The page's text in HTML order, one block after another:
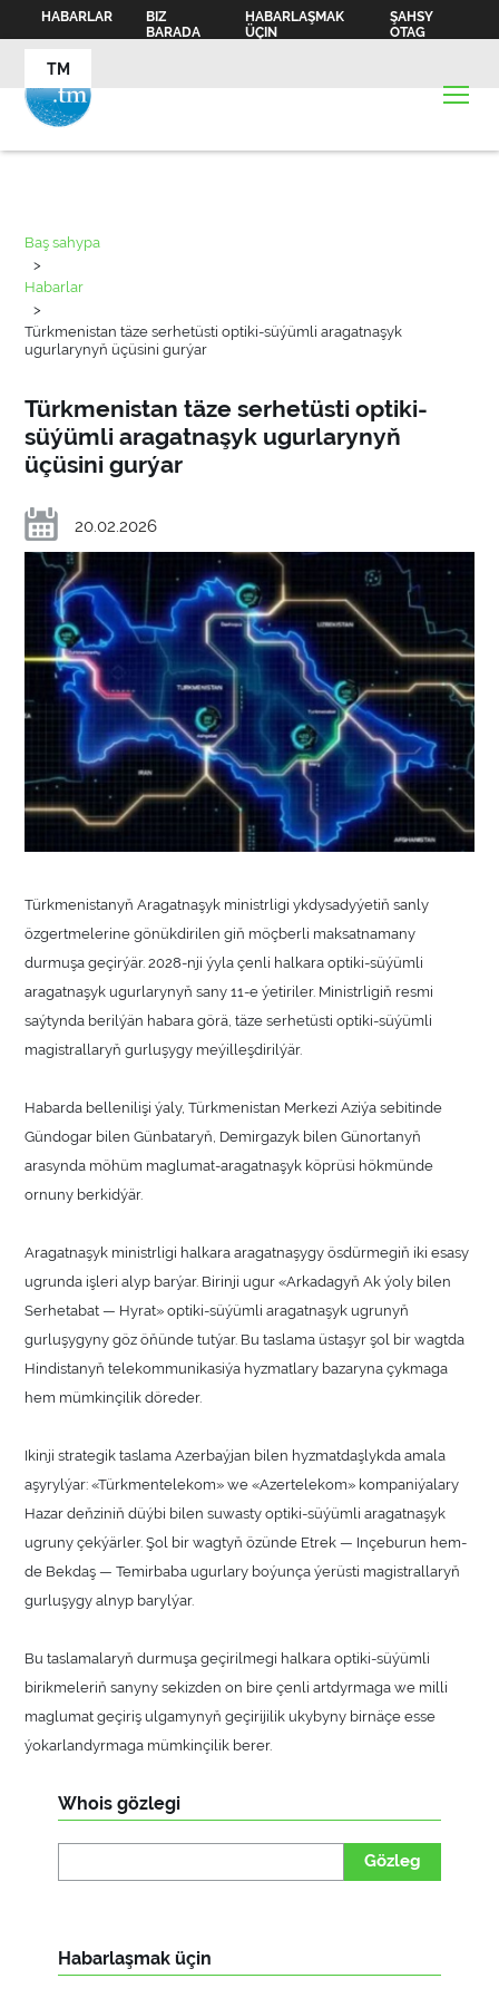
HABARLAR
BIZ
BARADA
HABARLAŞMAK
ÜÇIN
ŞAHSY
OTAG
TM
Baş sahypa
>
Habarlar
>
Türkmenistan täze serhetüsti optiki-süýümli aragatnaşyk
ugurlarynyň üçüsini gurýar
Türkmenistan täze serhetüsti optiki-
süýümli aragatnaşyk ugurlarynyň
üçüsini gurýar
20.02.2026
Türkmenistanyň Aragatnaşyk ministrligi ykdysadyýetiň sanly
özgertmelerine gönükdirilen giň möçberli maksatnamany
durmuşa geçirýär. 2028-nji ýyla çenli halkara optiki-süýümli
aragatnaşyk ugurlarynyň sany 11-e ýetiriler. Ministrligiň resmi
saýtynda berilýän habara görä, täze serhetüsti optiki-süýümli
magistrallaryň gurluşygy meýilleşdirilýär.
Habarda bellenilişi ýaly, Türkmenistan Merkezi Aziýa sebitinde
Gündogar bilen Günbataryň, Demirgazyk bilen Günortanyň
arasynda möhüm maglumat-aragatnaşyk köprüsi hökmünde
ornuny berkidýär.
Aragatnaşyk ministrligi halkara aragatnaşygy ösdürmegiň iki esasy
ugrunda işleri alyp barýar. Birinji ugur «Arkadagyň Ak ýoly bilen
Serhetabat — Hyrat» optiki-süýümli aragatnaşyk ugrunyň
gurluşygyny göz öňünde tutýar. Bu taslama üstaşyr şol bir wagtda
Hindistanyň telekommunikasiýa hyzmatlary bazaryna çykmaga
hem mümkinçilik döreder.
Ikinji strategik taslama Azerbaýjan bilen hyzmatdaşlykda amala
aşyrylýar: «Türkmentelekom» we «Azertelekom» kompaniýalary
Hazar deňziniň düýbi bilen suwasty optiki-süýümli aragatnaşyk
ugruny çekýärler. Şol bir wagtyň özünde Etrek — Inçeburun hem-
de Bekdaş — Temirbaba ugurlary boýunça ýerüsti magistrallaryň
gurluşygy alnyp barylýar.
Bu taslamalaryň durmuşa geçirilmegi halkara optiki-süýümli
birikmeleriň sanyny sekizden on bire çenli artdyrmaga we milli
maglumat geçiriş ulgamynyň geçirijilik ukybyny birnäçe esse
ýokarlandyrmaga mümkinçilik berer.
Whois gözlegi
Gözleg
Habarlaşmak üçin